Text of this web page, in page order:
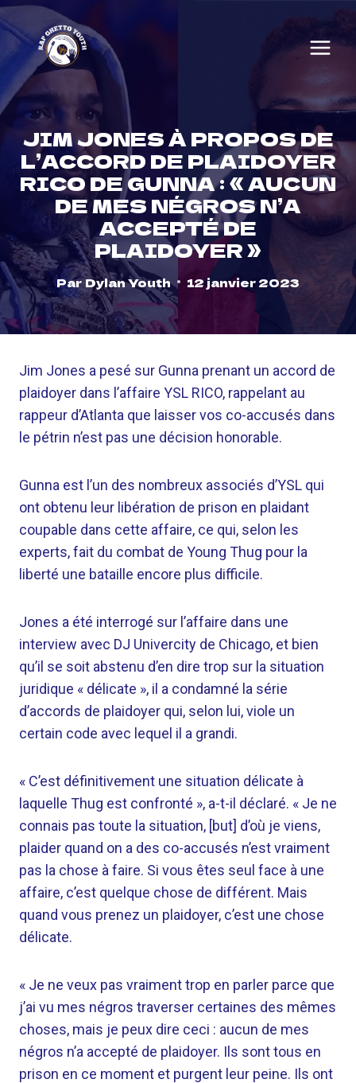
Skip
to
content
JIM JONES À PROPOS DE
L’ACCORD DE PLAIDOYER
RICO DE GUNNA : « AUCUN
DE MES NÉGROS N’A
ACCEPTÉ DE
PLAIDOYER »
Par Dylan Youth 12 janvier 2023
Jim Jones a pesé sur Gunna prenant un accord de
plaidoyer dans l’affaire YSL RICO, rappelant au
rappeur d’Atlanta que laisser vos co-accusés dans
le pétrin n’est pas une décision honorable.
Gunna est l’un des nombreux associés d’YSL qui
ont obtenu leur libération de prison en plaidant
coupable dans cette affaire, ce qui, selon les
experts, fait du combat de Young Thug pour la
liberté une bataille encore plus difficile.
Jones a été interrogé sur l’affaire dans une
interview avec DJ Univercity de Chicago, et bien
qu’il se soit abstenu d’en dire trop sur la situation
juridique « délicate », il a condamné la série
d’accords de plaidoyer qui, selon lui, viole un
certain code avec lequel il a grandi.
« C’est définitivement une situation délicate à
laquelle Thug est confronté », a-t-il déclaré. « Je ne
connais pas toute la situation, [but] d’où je viens,
plaider quand on a des co-accusés n’est vraiment
pas la chose à faire. Si vous êtes seul face à une
affaire, c’est quelque chose de différent. Mais
quand vous prenez un plaidoyer, c’est une chose
délicate.
« Je ne veux pas vraiment trop en parler parce que
j’ai vu mes négros traverser certaines des mêmes
choses, mais je peux dire ceci : aucun de mes
négros n’a accepté de plaidoyer. Ils sont tous en
prison en ce moment et purgent leur peine. Ils ont